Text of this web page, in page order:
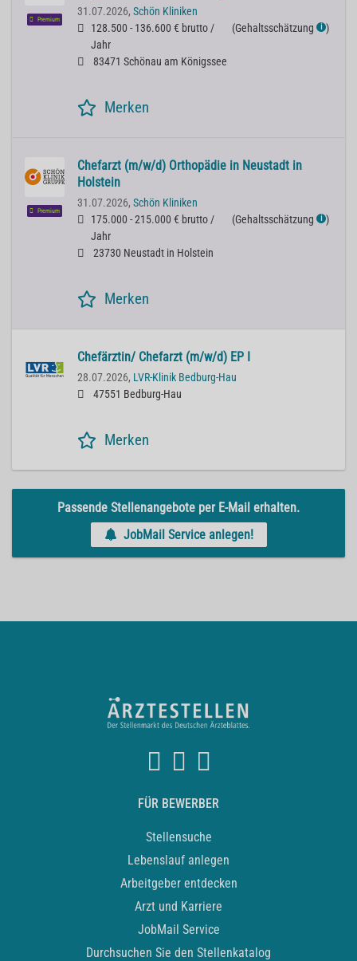
Premium
31.07.2026, Schön Kliniken
128.500 - 136.600 € brutto /
Jahr
(Gehaltsschätzung ℹ )
83471 Schönau am Königssee
Merken
Premium
Chefarzt (m/w/d) Orthopädie in Neustadt in
Holstein
31.07.2026, Schön Kliniken
175.000 - 215.000 € brutto /
Jahr
(Gehaltsschätzung ℹ )
23730 Neustadt in Holstein
Merken
Chefärztin/ Chefarzt (m/w/d) EP I
28.07.2026, LVR-Klinik Bedburg-Hau
47551 Bedburg-Hau
Merken
Passende Stellenangebote per E-Mail erhalten.
JobMail Service anlegen!
FÜR BEWERBER
Stellensuche
Lebenslauf anlegen
Arbeitgeber entdecken
Arzt und Karriere
JobMail Service
Durchsuchen Sie den Stellenkatalog